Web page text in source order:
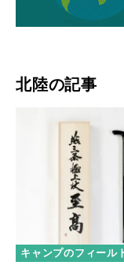
北陸の記事
キャンプのフィール